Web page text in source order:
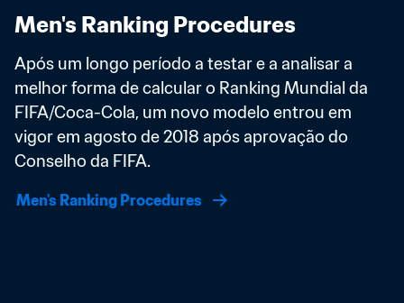
Men's Ranking Procedures
Após um longo período a testar e a analisar a
melhor forma de calcular o Ranking Mundial da
FIFA/Coca-Cola, um novo modelo entrou em
vigor em agosto de 2018 após aprovação do
Conselho da FIFA.
Men's Ranking Procedures